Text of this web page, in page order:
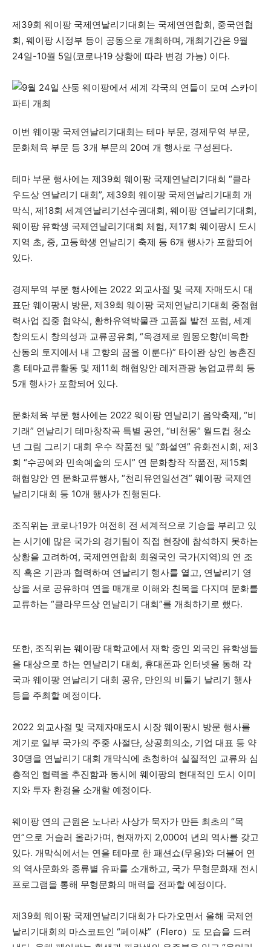
제39회 웨이팡 국제연날리기대회는 국제연연합회, 중국연협
회, 웨이팡 시정부 등이 공동으로 개최하며, 개최기간은 9월
24일-10월 5일(코로나19 상황에 따라 변경 가능) 이다.
이번 웨이팡 국제연날리기대회는 테마 부문, 경제무역 부문,
문화체육 부문 등 3개 부문의 20여 개 행사로 구성된다.
테마 부문 행사에는 제39회 웨이팡 국제연날리기대회 “클라
우드상 연날리기 대회”, 제39회 웨이팡 국제연날리기대회 개
막식, 제18회 세계연날리기선수권대회, 웨이팡 연날리기대회,
웨이팡 유학생 국제연날리기대회 체험, 제17회 웨이팡시 도시
지역 초, 중, 고등학생 연날리기 축제 등 6개 행사가 포함되어
있다.
경제무역 부문 행사에는 2022 외교사절 및 국제 자매도시 대
표단 웨이팡시 방문, 제39회 웨이팡 국제연날리기대회 중점협
력사업 집중 협약식, 황하유역박물관 고품질 발전 포럼, 세계
창의도시 창의성과 교류공유회, “옥경제로 원몽오향(비옥한
산동의 토지에서 내 고향의 꿈을 이룬다)” 타이완 상인 농촌진
흥 테마교류활동 및 제11회 해협양안 레저관광 농업교류회 등
5개 행사가 포함되어 있다.
문화체육 부문 행사에는 2022 웨이팡 연날리기 음악축제, “비
기래” 연날리기 테마창작곡 특별 공연, “비천몽” 월드컵 청소
년 그림 그리기 대회 우수 작품전 및 “화설연” 유화전시회, 제3
회 “수공예와 민속예술의 도시” 연 문화창작 작품전, 제15회
해협양안 연 문화교류행사, “천리유연일선견” 웨이팡 국제연
날리기대회 등 10개 행사가 진행된다.
조직위는 코로나19가 여전히 전 세계적으로 기승을 부리고 있
는 시기에 많은 국가의 경기팀이 직접 현장에 참석하지 못하는
상황을 고려하여, 국제연연합회 회원국인 국가(지역)의 연 조
직 혹은 기관과 협력하여 연날리기 행사를 열고, 연날리기 영
상을 서로 공유하며 연을 매개로 이해와 친목을 다지며 문화를
교류하는 “클라우드상 연날리기 대회”를 개최하기로 했다.
또한, 조직위는 웨이팡 대학교에서 재학 중인 외국인 유학생들
을 대상으로 하는 연날리기 대회, 휴대폰과 인터넷을 통해 각
국과 웨이팡 연날리기 대회 공유, 만인의 비둘기 날리기 행사
등을 주최할 예정이다.
2022 외교사절 및 국제자매도시 시장 웨이팡시 방문 행사를
계기로 일부 국가의 주중 사절단, 상공회의소, 기업 대표 등 약
30명을 연날리기 대회 개막식에 초청하여 실질적인 교류와 심
층적인 협력을 추진함과 동시에 웨이팡의 현대적인 도시 이미
지와 투자 환경을 소개할 예정이다.
웨이팡 연의 근원은 노나라 사상가 묵자가 만든 최초의 “목
연”으로 거슬러 올라가며, 현재까지 2,000여 년의 역사를 갖고
있다. 개막식에서는 연을 테마로 한 패션쇼(무용)와 더불어 연
의 역사문화와 종류별 유파를 소개하고, 국가 무형문화재 전시
프로그램을 통해 무형문화의 매력을 전파할 예정이다.
제39회 웨이팡 국제연날리기대회가 다가오면서 올해 국제연
날리기대회의 마스코트인 “페이쌰”（Flero）도 모습을 드러